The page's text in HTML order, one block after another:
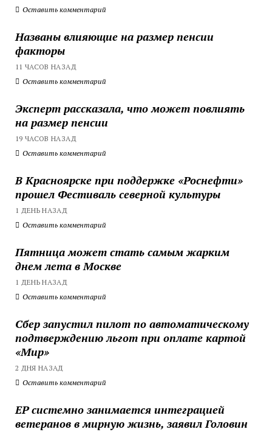
Оставить комментарий
Названы влияющие на размер пенсии
факторы
11 ЧАСОВ НАЗАД
Оставить комментарий
Эксперт рассказала, что может повлиять
на размер пенсии
19 ЧАСОВ НАЗАД
Оставить комментарий
В Красноярске при поддержке «Роснефти»
прошел Фестиваль северной культуры
1 ДЕНЬ НАЗАД
Оставить комментарий
Пятница может стать самым жарким
днем лета в Москве
1 ДЕНЬ НАЗАД
Оставить комментарий
Сбер запустил пилот по автоматическому
подтверждению льгот при оплате картой
«Мир»
2 ДНЯ НАЗАД
Оставить комментарий
ЕР системно занимается интеграцией
ветеранов в мирную жизнь, заявил Головин